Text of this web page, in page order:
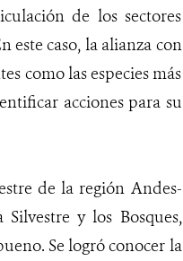
de los sectores
caso, la alianza con
como las especies más
acciones para su
de la región Andes-
y los Bosques,
Se logró conocer la